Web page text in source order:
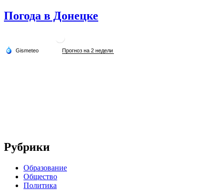
Погода в Донецке
Рубрики
Образование
Общество
Политика